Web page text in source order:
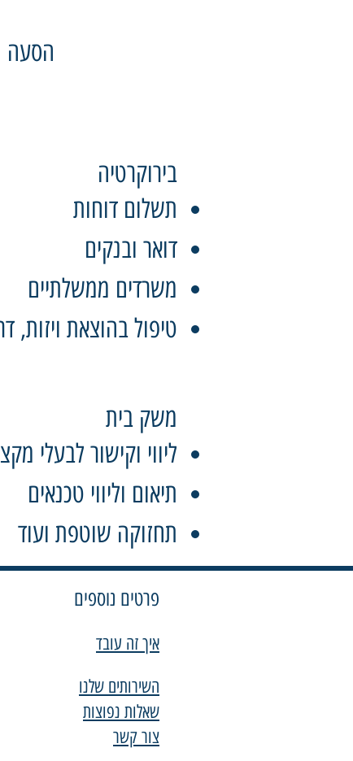
הסעה
בירוקרטיה
תשלום דוחות
דואר ובנקים
משרדים ממשלתיים
טיפול בהוצאת ויזות,
משק בית
ליווי וקישור לבעלי
תיאום וליווי טכנאים
תחזוקה שוטפת ועוד
פרטים נוספים
איך זה עובד
השירותים שלנו
שאלות נפוצות
צור קשר